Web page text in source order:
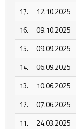
17.
12.10.2025
16.
09.10.2025
15.
09.09.2025
14.
06.09.2025
13.
10.06.2025
12.
07.06.2025
11.
24.03.2025